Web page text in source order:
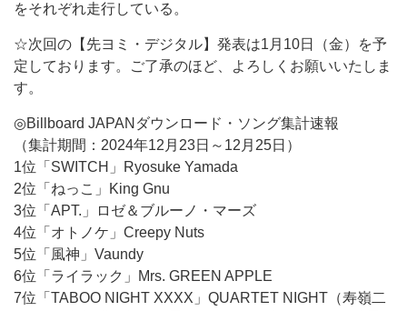
をそれぞれ走行している。
☆次回の【先ヨミ・デジタル】発表は1月10日（金）を予
定しております。ご了承のほど、よろしくお願いいたしま
す。
◎Billboard JAPANダウンロード・ソング集計速報
（集計期間：2024年12月23日～12月25日）
1位「SWITCH」Ryosuke Yamada
2位「ねっこ」King Gnu
3位「APT.」ロゼ＆ブルーノ・マーズ
4位「オトノケ」Creepy Nuts
5位「風神」Vaundy
6位「ライラック」Mrs. GREEN APPLE
7位「TABOO NIGHT XXXX」QUARTET NIGHT（寿嶺二